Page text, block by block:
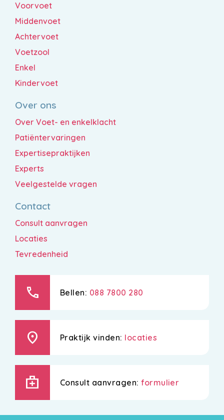
Voorvoet
Middenvoet
Achtervoet
Voetzool
Enkel
Kindervoet
Over ons
Over Voet- en enkelklacht
Patiëntervaringen
Expertisepraktijken
Experts
Veelgestelde vragen
Contact
Consult aanvragen
Locaties
Tevredenheid
call Bellen: 088 7800 280
location_on Praktijk vinden: locaties
medical_services Consult aanvragen:formulier